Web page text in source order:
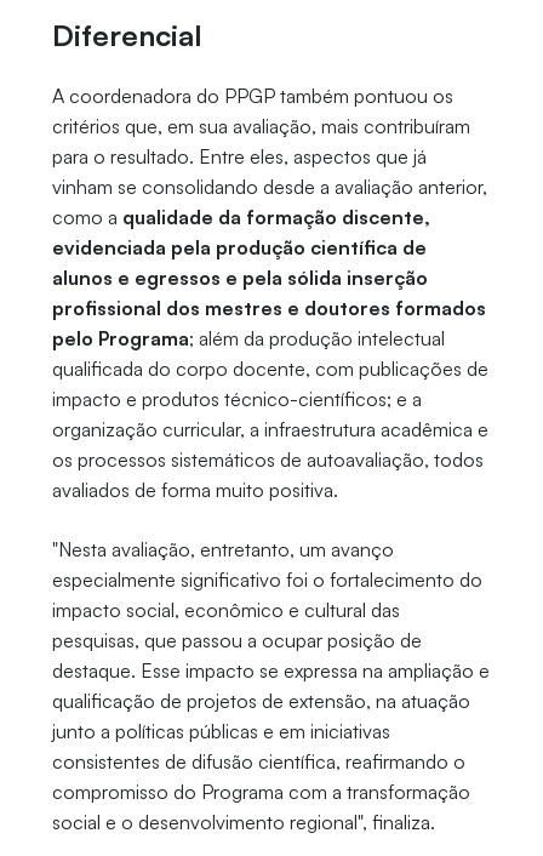
Diferencial
A coordenadora do PPGP também pontuou os
critérios que, em sua avaliação, mais contribuíram
para o resultado. Entre eles, aspectos que já
vinham se consolidando desde a avaliação anterior,
como a qualidade da formação discente,
evidenciada pela produção científica de
alunos e egressos e pela sólida inserção
profissional dos mestres e doutores formados
pelo Programa; além da produção intelectual
qualificada do corpo docente, com publicações de
impacto e produtos técnico-científicos; e a
organização curricular, a infraestrutura acadêmica e
os processos sistemáticos de autoavaliação, todos
avaliados de forma muito positiva.
"Nesta avaliação, entretanto, um avanço
especialmente significativo foi o fortalecimento do
impacto social, econômico e cultural das
pesquisas, que passou a ocupar posição de
destaque. Esse impacto se expressa na ampliação e
qualificação de projetos de extensão, na atuação
junto a políticas públicas e em iniciativas
consistentes de difusão científica, reafirmando o
compromisso do Programa com a transformação
social e o desenvolvimento regional", finaliza.